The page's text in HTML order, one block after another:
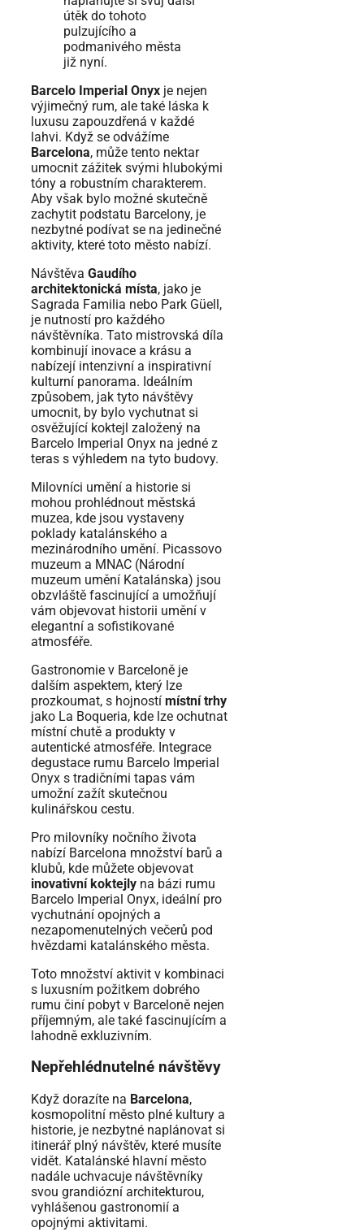
Barcelo Imperial Onyx je nejen
výjimečný rum, ale také láska k
luxusu zapouzdřená v každé
lahvi. Když se odvážíme
Barcelona, může tento nektar
umocnit zážitek svými hlubokými
tóny a robustním charakterem.
Aby však bylo možné skutečně
zachytit podstatu Barcelony, je
nezbytné podívat se na jedinečné
aktivity, které toto město nabízí.
Návštěva Gaudího
architektonická místa, jako je
Sagrada Familia nebo Park Güell,
je nutností pro každého
návštěvníka. Tato mistrovská díla
kombinují inovace a krásu a
nabízejí intenzivní a inspirativní
kulturní panorama. Ideálním
způsobem, jak tyto návštěvy
umocnit, by bylo vychutnat si
osvěžující koktejl založený na
Barcelo Imperial Onyx na jedné z
teras s výhledem na tyto budovy.
Milovníci umění a historie si
mohou prohlédnout městská
muzea, kde jsou vystaveny
poklady katalánského a
mezinárodního umění. Picassovo
muzeum a MNAC (Národní
muzeum umění Katalánska) jsou
obzvláště fascinující a umožňují
vám objevovat historii umění v
elegantní a sofistikované
atmosféře.
Gastronomie v Barceloně je
dalším aspektem, který lze
prozkoumat, s hojností místní trhy
jako La Boqueria, kde lze ochutnat
místní chutě a produkty v
autentické atmosféře. Integrace
degustace rumu Barcelo Imperial
Onyx s tradičními tapas vám
umožní zažít skutečnou
kulinářskou cestu.
Pro milovníky nočního života
nabízí Barcelona množství barů a
klubů, kde můžete objevovat
inovativní koktejly na bázi rumu
Barcelo Imperial Onyx, ideální pro
vychutnání opojných a
nezapomenutelných večerů pod
hvězdami katalánského města.
Toto množství aktivit v kombinaci
s luxusním požitkem dobrého
rumu činí pobyt v Barceloně nejen
příjemným, ale také fascinujícím a
lahodně exkluzivním.
Nepřehlédnutelné návštěvy
Když dorazíte na Barcelona,
kosmopolitní město plné kultury a
historie, je nezbytné naplánovat si
itinerář plný návštěv, které musíte
vidět. Katalánské hlavní město
nadále uchvacuje návštěvníky
svou grandiózní architekturou,
vyhlášenou gastronomií a
opojnými aktivitami.